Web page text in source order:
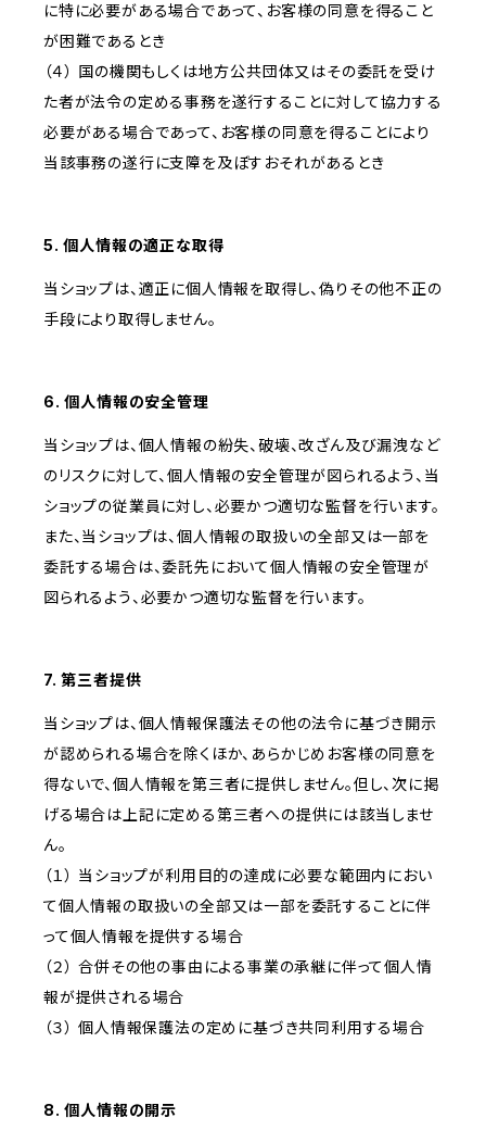
に特に必要がある場合であって、お客様の同意を得ること
が困難であるとき
（４） 国の機関もしくは地方公共団体又はその委託を受け
た者が法令の定める事務を遂行することに対して協力する
必要がある場合であって、お客様の同意を得ることにより
当該事務の遂行に支障を及ぼすおそれがあるとき
5. 個人情報の適正な取得
当ショップは、適正に個人情報を取得し、偽りその他不正の
手段により取得しません。
6. 個人情報の安全管理
当ショップは、個人情報の紛失、破壊、改ざん及び漏洩など
のリスクに対して、個人情報の安全管理が図られるよう、当
ショップの従業員に対し、必要かつ適切な監督を行います。
また、当ショップは、個人情報の取扱いの全部又は一部を
委託する場合は、委託先において個人情報の安全管理が
図られるよう、必要かつ適切な監督を行います。
7. 第三者提供
当ショップは、個人情報保護法その他の法令に基づき開示
が認められる場合を除くほか、あらかじめお客様の同意を
得ないで、個人情報を第三者に提供しません。但し、次に掲
げる場合は上記に定める第三者への提供には該当しませ
ん。
（１） 当ショップが利用目的の達成に必要な範囲内におい
て個人情報の取扱いの全部又は一部を委託することに伴
って個人情報を提供する場合
（２） 合併その他の事由による事業の承継に伴って個人情
報が提供される場合
（３） 個人情報保護法の定めに基づき共同利用する場合
8. 個人情報の開示